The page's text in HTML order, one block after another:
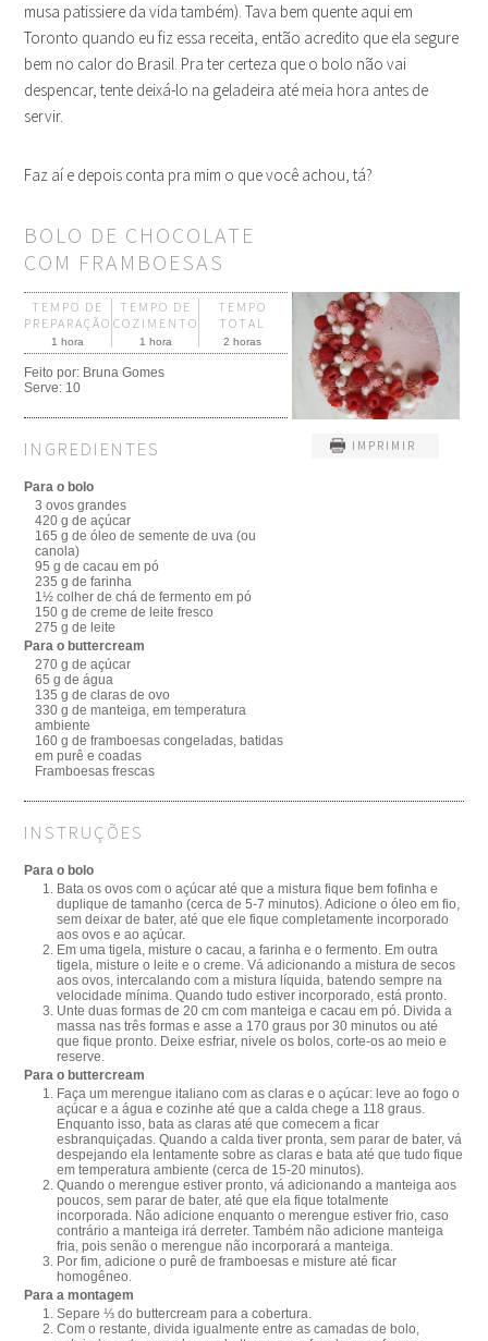
musa patissiere da vida também). Tava bem quente aqui em
Toronto quando eu fiz essa receita, então acredito que ela segure
bem no calor do Brasil. Pra ter certeza que o bolo não vai
despencar, tente deixá-lo na geladeira até meia hora antes de
servir.
Faz aí e depois conta pra mim o que você achou, tá?
BOLO DE CHOCOLATE
COM FRAMBOESAS
IMPRIMIR
TEMPO DE
PREPARAÇÃO
1 hora
TEMPO DE
COZIMENTO
1 hora
TEMPO
TOTAL
2 horas
Feito por: Bruna Gomes
Serve: 10
INGREDIENTES
Para o bolo
3 ovos grandes
420 g de açúcar
165 g de óleo de semente de uva (ou
canola)
95 g de cacau em pó
235 g de farinha
1½ colher de chá de fermento em pó
150 g de creme de leite fresco
275 g de leite
Para o buttercream
270 g de açúcar
65 g de água
135 g de claras de ovo
330 g de manteiga, em temperatura
ambiente
160 g de framboesas congeladas, batidas
em purê e coadas
Framboesas frescas
INSTRUÇÕES
Para o bolo
Bata os ovos com o açúcar até que a mistura fique bem fofinha e
duplique de tamanho (cerca de 5-7 minutos). Adicione o óleo em fio,
sem deixar de bater, até que ele fique completamente incorporado
aos ovos e ao açúcar.
Em uma tigela, misture o cacau, a farinha e o fermento. Em outra
tigela, misture o leite e o creme. Vá adicionando a mistura de secos
aos ovos, intercalando com a mistura líquida, batendo sempre na
velocidade mínima. Quando tudo estiver incorporado, está pronto.
Unte duas formas de 20 cm com manteiga e cacau em pó. Divida a
massa nas três formas e asse a 170 graus por 30 minutos ou até
que fique pronto. Deixe esfriar, nivele os bolos, corte-os ao meio e
reserve.
Para o buttercream
Faça um merengue italiano com as claras e o açúcar: leve ao fogo o
açúcar e a água e cozinhe até que a calda chege a 118 graus.
Enquanto isso, bata as claras até que comecem a ficar
esbranquiçadas. Quando a calda tiver pronta, sem parar de bater, vá
despejando ela lentamente sobre as claras e bata até que tudo fique
em temperatura ambiente (cerca de 15-20 minutos).
Quando o merengue estiver pronto, vá adicionando a manteiga aos
poucos, sem parar de bater, até que ela fique totalmente
incorporada. Não adicione enquanto o merengue estiver frio, caso
contrário a manteiga irá derreter. Também não adicione manteiga
fria, pois senão o merengue não incorporará a manteiga.
Por fim, adicione o purê de framboesas e misture até ficar
homogêneo.
Para a montagem
Separe ⅓ do buttercream para a cobertura.
Com o restante, divida igualmente entre as camadas de bolo,